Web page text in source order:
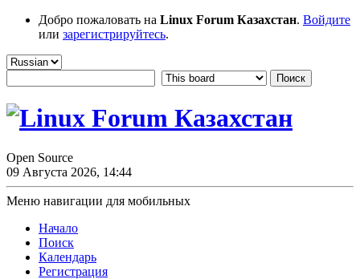
Добро пожаловать на Linux Forum Казахстан. Войдите
или зарегистрируйтесь.
Open Source
09 Августа 2026, 14:44
Меню навигации для мобильных
Начало
Поиск
Календарь
Регистрация